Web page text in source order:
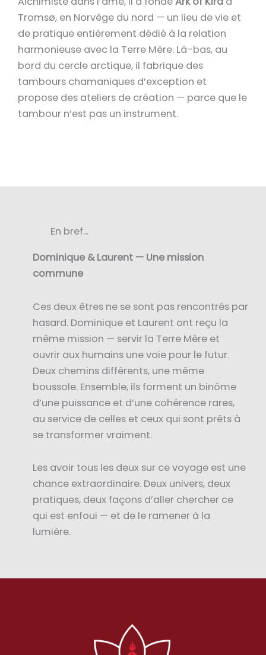
Tromsø, en Norvège du nord — un lieu de vie et
de pratique entièrement dédié à la relation
harmonieuse avec la Terre Mère. Là-bas, au
bord du cercle arctique, il fabrique des
tambours chamaniques d’exception et
propose des ateliers de création — parce que le
tambour n’est pas un instrument.
En bref...
Dominique & Laurent — Une mission
commune
Ces deux êtres ne se sont pas rencontrés par
hasard. Dominique et Laurent ont reçu la
même mission — servir la Terre Mère et
ouvrir aux humains une voie pour le futur.
Deux chemins différents, une même
boussole. Ensemble, ils forment un binôme
d’une puissance et d’une cohérence rares,
au service de celles et ceux qui sont prêts à
se transformer vraiment.
Les avoir tous les deux sur ce voyage est une
chance extraordinaire. Deux univers, deux
pratiques, deux façons d’aller chercher ce
qui est enfoui — et de le ramener à la
lumière.